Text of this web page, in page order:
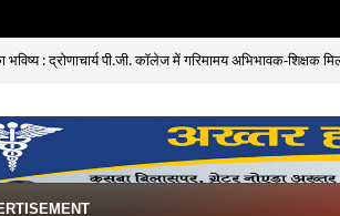
भविष्य : द्रोणाचार्य पी.जी. कॉलेज में गरिमामय अभिभावक-शिक्षक
डॉ. शशि यादव, श्रीकृष्ण की प्रतिमा भेंट कर 2027 की रणनीति पर